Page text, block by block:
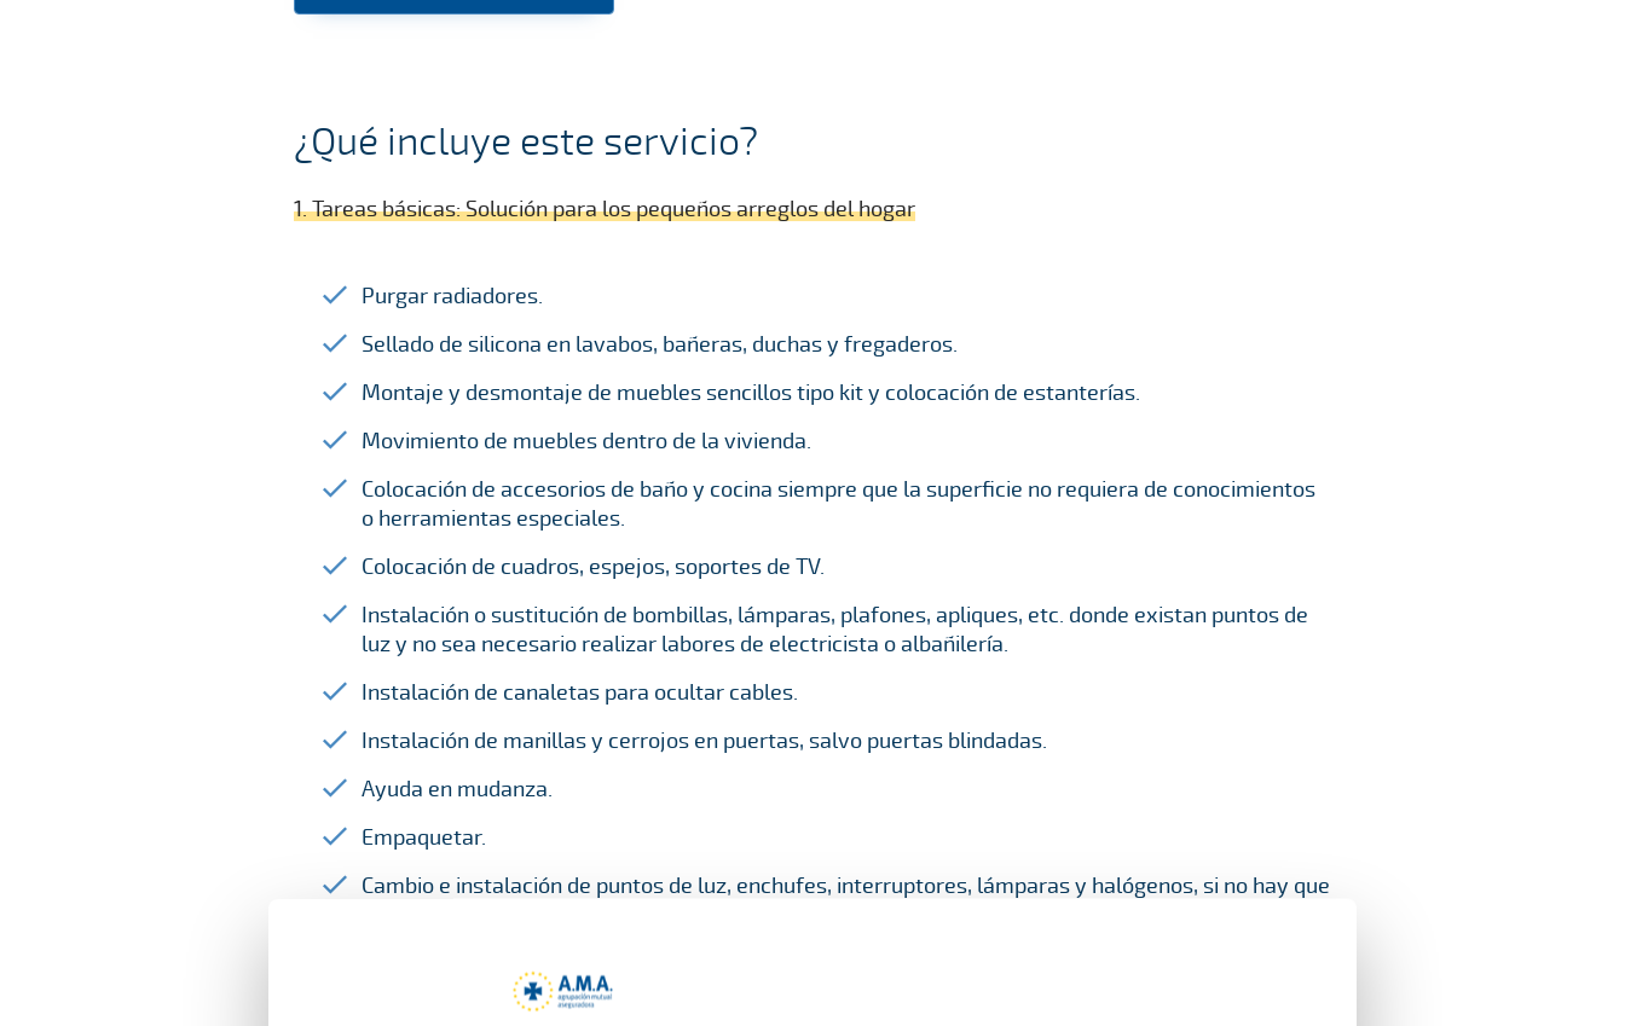
¿Qué incluye este servicio?
1. Tareas básicas: Solución para los pequeños arreglos del hogar
Purgar radiadores.
Sellado de silicona en lavabos, bañeras, duchas y fregaderos.
Montaje y desmontaje de muebles sencillos tipo kit y colocación de estanterías.
Movimiento de muebles dentro de la vivienda.
Colocación de accesorios de baño y cocina siempre que la superficie no requiera de conocimientos
o herramientas especiales.
Colocación de cuadros, espejos, soportes de TV.
Instalación o sustitución de bombillas, lámparas, plafones, apliques, etc. donde existan puntos de
luz y no sea necesario realizar labores de electricista o albañilería.
Instalación de canaletas para ocultar cables.
Instalación de manillas y cerrojos en puertas, salvo puertas blindadas.
Ayuda en mudanza.
Empaquetar.
Cambio e instalación de puntos de luz, enchufes, interruptores, lámparas y halógenos, si no hay que
Cambio de grifería.